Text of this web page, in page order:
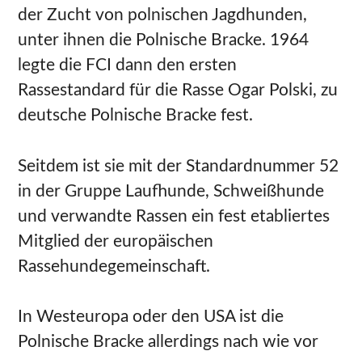
der Zucht von polnischen Jagdhunden,
unter ihnen die Polnische Bracke. 1964
legte die FCI dann den ersten
Rassestandard für die Rasse Ogar Polski, zu
deutsche Polnische Bracke fest.
Seitdem ist sie mit der Standardnummer 52
in der Gruppe Laufhunde, Schweißhunde
und verwandte Rassen ein fest etabliertes
Mitglied der europäischen
Rassehundegemeinschaft.
In Westeuropa oder den USA ist die
Polnische Bracke allerdings nach wie vor